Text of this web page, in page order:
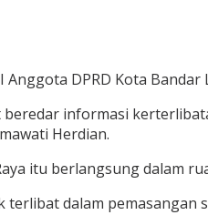
Anggota DPRD Kota
informasi
Herdian.
itu berlangsung dalam
terlibat dalam pemasangan